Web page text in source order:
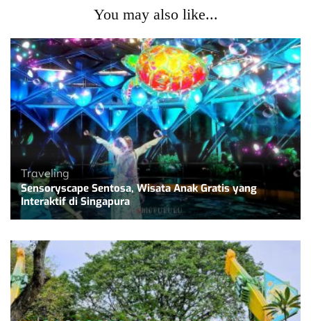
You may also like...
Traveling
Sensoryscape Sentosa, Wisata Anak Gratis yang
Interaktif di Singapura